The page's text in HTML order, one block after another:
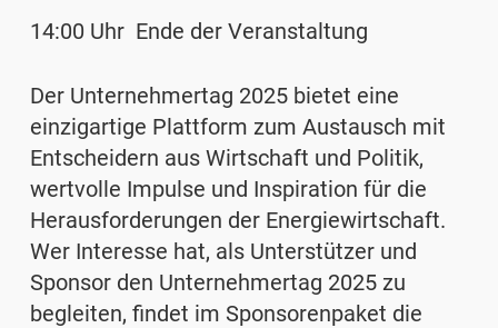
14:00 Uhr Ende der Veranstaltung
Der Unternehmertag 2025 bietet eine
einzigartige Plattform zum Austausch mit
Entscheidern aus Wirtschaft und Politik,
wertvolle Impulse und Inspiration für die
Herausforderungen der Energiewirtschaft.
Wer Interesse hat, als Unterstützer und
Sponsor den Unternehmertag 2025 zu
begleiten, findet im Sponsorenpaket die